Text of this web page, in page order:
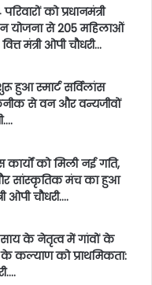
को प्रधानमंत्री
योजना से 205 महिलाओं
मंत्री ओपी चौधरी…
हुआ स्मार्ट सर्विलांस
से वन और वन्यजीवों
कार्यों को मिली नई गति,
सांस्कृतिक मंच का हुआ
ओपी चौधरी….
साय के नेतृत्व में गांवों के
कल्याण को प्राथमिकता: